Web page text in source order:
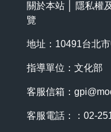
關於本站 隱私權
覽
地址：10491台北
指導單位：文化部
客服信箱：
客服電話：：02-